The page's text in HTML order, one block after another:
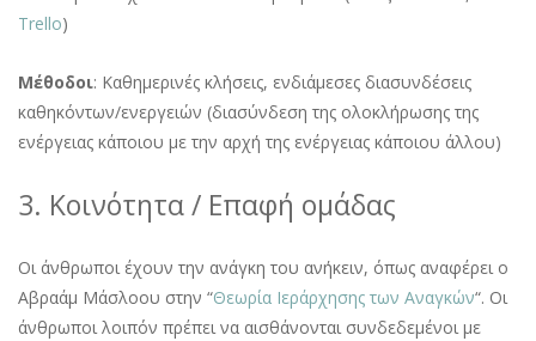
Trello)
Μέθοδοι: Καθημερινές κλήσεις, ενδιάμεσες διασυνδέσεις
καθηκόντων/ενεργειών (διασύνδεση της ολοκλήρωσης της
ενέργειας κάποιου με την αρχή της ενέργειας κάποιου άλλου)
3. Κοινότητα / Επαφή ομάδας
Οι άνθρωποι έχουν την ανάγκη του ανήκειν, όπως αναφέρει ο
Αβραάμ Μάσλοου στην “Θεωρία Ιεράρχησης των Αναγκών“. Οι
άνθρωποι λοιπόν πρέπει να αισθάνονται συνδεδεμένοι με